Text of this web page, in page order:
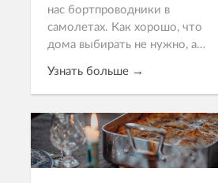
нас бортпроводники в
самолетах. Как хорошо, что
дома выбирать не нужно, а
великолепный обед, в котором
будет и то, и другое! Именно
такой обед из четырё...
Узнать больше →
Записаться